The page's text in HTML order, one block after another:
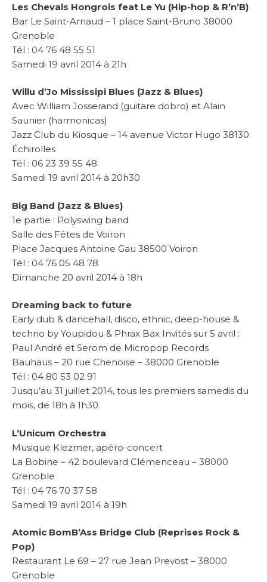
Les Chevals Hongrois feat Le Yu (Hip-hop & R’n’B)
Bar Le Saint-Arnaud – 1 place Saint-Bruno 38000
Grenoble
Tél : 04 76 48 55 51
Samedi 19 avril 2014 à 21h
Willu d’Jo Mississipi Blues (Jazz & Blues)
Avec William Josserand (guitare dobro) et Alain
Saunier (harmonicas)
Jazz Club du Kiosque – 14 avenue Victor Hugo 38130
Échirolles
Tél : 06 23 39 55 48
Samedi 19 avril 2014 à 20h30
Big Band (Jazz & Blues)
1e partie : Polyswing band
Salle des Fêtes de Voiron
Place Jacques Antoine Gau 38500 Voiron
Tél : 04 76 05 48 78
Dimanche 20 avril 2014 à 18h
Dreaming back to future
Early dub & dancehall, disco, ethnic, deep-house &
techno by Youpidou & Phrax Bax Invités sur 5 avril :
Paul André et Serom de Micropop Records
Bauhaus – 20 rue Chenoise – 38000 Grenoble
Tél : 04 80 53 02 91
Jusqu’au 31 juillet 2014, tous les premiers samedis du
mois, de 18h à 1h30
L’Unicum Orchestra
Musique Klezmer, apéro-concert
La Bobine – 42 boulevard Clémenceau – 38000
Grenoble
Tél : 04 76 70 37 58
Samedi 19 avril 2014 à 19h
Atomic BomB’Ass Bridge Club (Reprises Rock &
Pop)
Restaurant Le 69 – 27 rue Jean Prevost – 38000
Grenoble